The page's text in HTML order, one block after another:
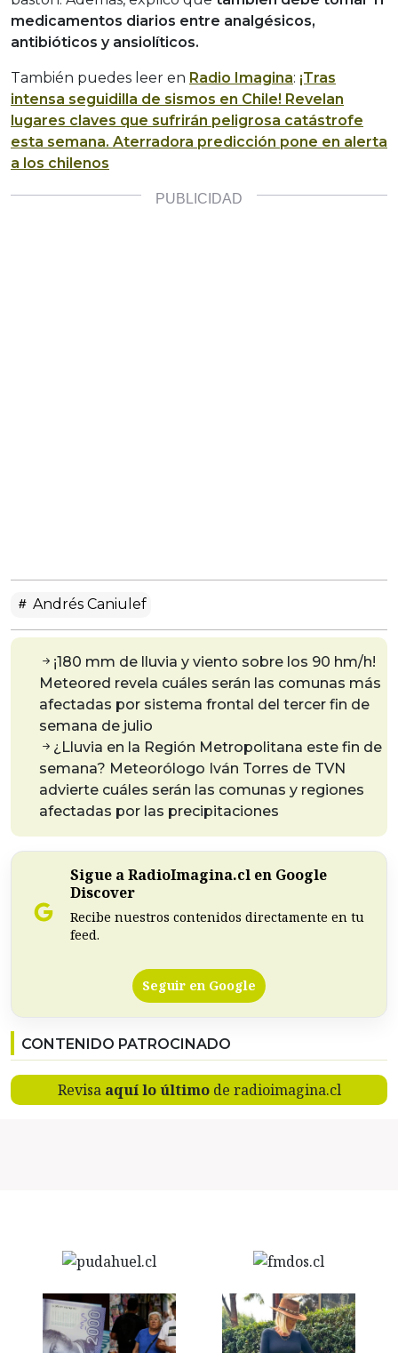
medicamentos diarios entre analgésicos,
antibióticos y ansiolíticos.
También puedes leer en Radio Imagina: ¡Tras
intensa seguidilla de sismos en Chile! Revelan
lugares claves que sufrirán peligrosa catástrofe
esta semana. Aterradora predicción pone en alerta
a los chilenos
Andrés Caniulef
¡180 mm de lluvia y viento sobre los 90 hm/h!
Meteored revela cuáles serán las comunas más
afectadas por sistema frontal del tercer fin de
semana de julio
¿Lluvia en la Región Metropolitana este fin de
semana? Meteorólogo Iván Torres de TVN
advierte cuáles serán las comunas y regiones
afectadas por las precipitaciones
Sigue a RadioImagina.cl en Google
Discover
Recibe nuestros contenidos directamente en tu
feed.
Seguir en Google
CONTENIDO PATROCINADO
Revisa aquí lo últimode radioimagina.cl